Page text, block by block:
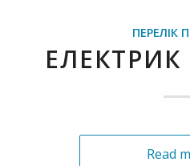
ПЕРЕЛІК
Read